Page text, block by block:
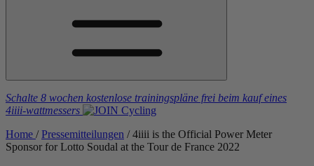
Schalte 8 wochen kostenlose trainingspläne frei beim kauf eines
4iiii-wattmessers
Home / Pressemitteilungen / 4iiii is the Official Power Meter
Sponsor for Lotto Soudal at the Tour de France 2022